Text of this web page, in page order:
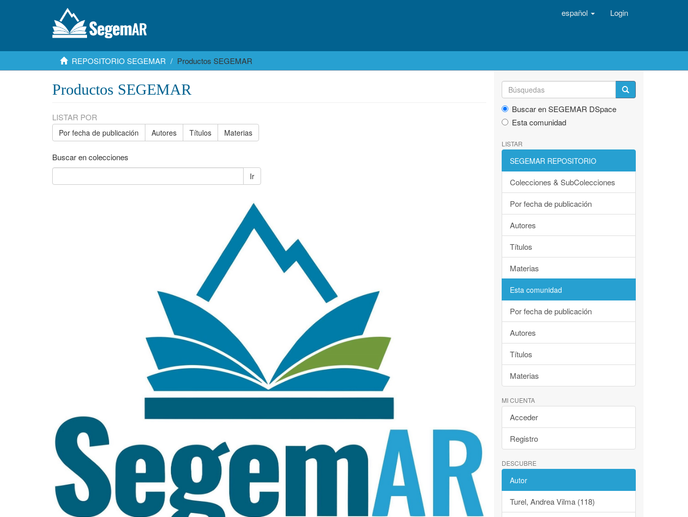
español Login
REPOSITORIO SEGEMAR Productos SEGEMAR
Productos SEGEMAR
LISTAR POR
Por fecha de publicación Autores Títulos Materias
Buscar en colecciones
Ir
Buscar en SEGEMAR DSpace
Esta comunidad
LISTAR
SEGEMAR REPOSITORIO
Colecciones & SubColecciones
Por fecha de publicación
Autores
Títulos
Materias
Esta comunidad
Por fecha de publicación
Autores
Títulos
Materias
MI CUENTA
Acceder
Registro
DESCUBRE
Autor
Turel, Andrea Vilma (118)